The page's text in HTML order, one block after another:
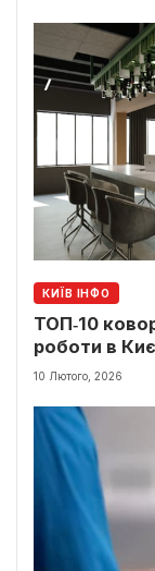
КИЇВ ІНФО
ТОП‑10
роботи в
10 Лютого, 2026